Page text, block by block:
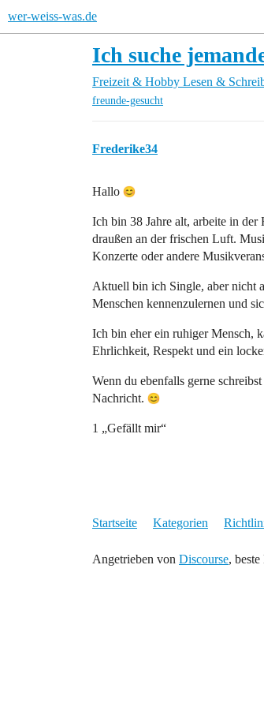
wer-weiss-was.de
Ich suche
Freizeit & Hobby Lesen &
freunde-gesucht
Frederike34
Hallo
Ich bin 38 Jahre alt, arbeite in der
draußen an der frischen Luft.
Konzerte oder andere
Aktuell bin ich Single, aber nicht
Menschen kennenzulernen und
Ich bin eher ein ruhiger Mensch,
Ehrlichkeit, Respekt und ein
Wenn du ebenfalls gerne
Nachricht.
1 „Gefällt mir“
Startseite Kategorien
Angetrieben von Discourse,